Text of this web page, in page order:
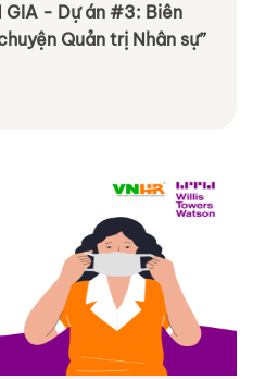
GIA - Dự án #3: Biên
Quản trị Nhân sự”